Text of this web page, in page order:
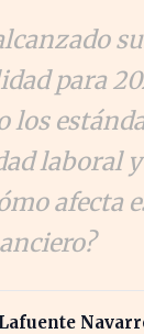
para
los
laboral
afecta